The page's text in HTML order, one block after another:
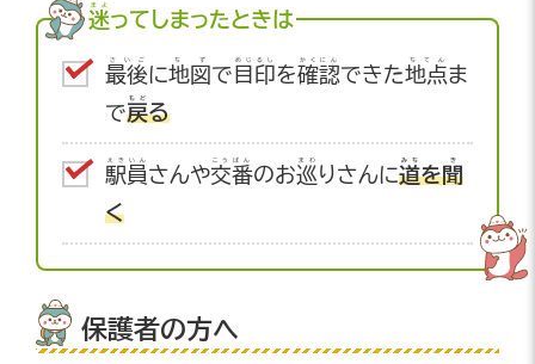
迷
まよ
ってしまったときは
最後
さいご
に地図
ちず
で 目印
めじるし
を確認
かくにん
できた地点
ちてん
ま
で戻
もど
る
駅員
えきいん
さんや交番
こうばん
のお巡
まわ
りさんに道
みち
を聞
き
く
保護者の方へ